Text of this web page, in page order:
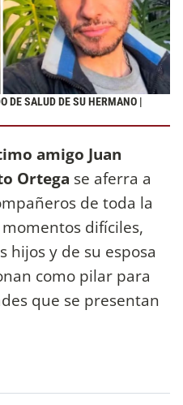
DE SALUD DE SU HERMANO |
amigo Juan
Ortega se aferra a
de toda la
difíciles,
hijos y de su esposa
como pilar para
que se presentan